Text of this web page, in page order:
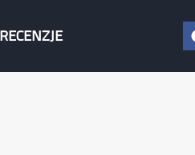
RECENZJE